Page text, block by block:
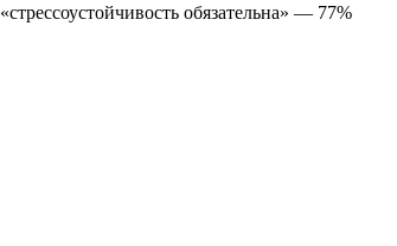
обязательна» — 77%